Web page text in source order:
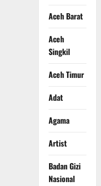
Aceh Barat
Aceh
Singkil
Aceh Timur
Adat
Agama
Artist
Badan Gizi
Nasional